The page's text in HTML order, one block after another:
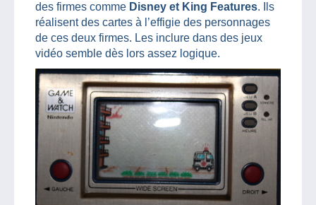
des firmes comme Disney et King Features. Ils
réalisent des cartes à l’effigie des personnages
de ces deux firmes. Les inclure dans des jeux
vidéo semble dès lors assez logique.